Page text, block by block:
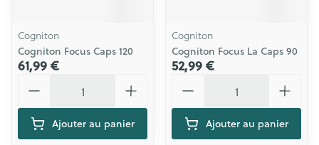
Cogniton
Cogniton Focus Caps 120
61,99 €
Ajouter au panier
Cogniton
Cogniton Focus La Caps 90
52,99 €
Ajouter au panier